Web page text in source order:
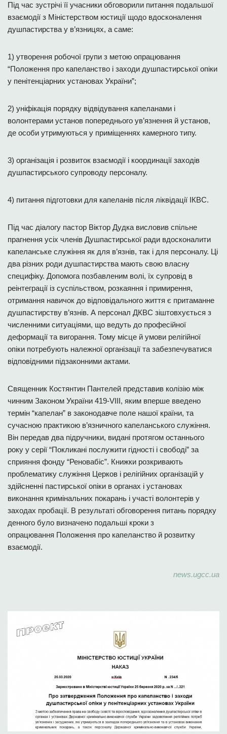
Під час зустрічі її учасники обговорили питання подальшої
взаємодії з Міністерством юстиції щодо вдосконалення
душпастирства у в’язницях, а саме:
1) утворення робочої групи з метою опрацювання
“Положення про капеланство і заходи душпастирської опіки
у пенітенціарних установах України”;
2) уніфікація порядку відвідування капеланами і
волонтерами установ попереднього ув’язнення й установ,
де особи утримуються у приміщеннях камерного типу.
3) організація і розвиток взаємодії і координації заходів
душпастирського супроводу персоналу.
4) питання підготовки для капеланів після ліквідації ІКВС.
Під час діалогу пастор Віктор Дудка висловив спільне
прагнення усіх членів Душпастирської ради вдосконалити
капеланське служіння як для в’язнів, так і для персоналу. Ці
два різних роди душпастирства мають свою власну
специфіку. Допомога позбавленим волі, їх супровід в
реінтеграції із суспільством, розкаяння і примирення,
отримання навичок до відповідального життя є притаманне
душпастирству в’язнів. А персонал ДКВС зіштовхується з
численними ситуаціями, що ведуть до професійної
деформації та вигорання. Тому місце й умови релігійної
опіки потребують належної організації та забезпечуватися
відповідними підзаконними актами.
Священник Костянтин Пантелей представив колізію між
чинним Законом України 419-VIII, яким вперше введено
термін “капелан” в законодавче поле нашої країни, та
сучасною практикою в’язничного капеланського служіння.
Він передав два підручники, видані протягом останнього
року у серії “Покликані послужити гідності і свободі” за
сприяння фонду “Реновабіс”. Книжки розкривають
проблематику служіння Церков і релігійних організацій у
здійсненні пастирської опіки в органах і установах
виконання кримінальних покарань і участі волонтерів у
заходах пробації. В результаті обговорення питань порядку
денного було визначено подальші кроки з
опрацювання Положення про капеланство й розвитку
взаємодії.
news.ugcc.ua